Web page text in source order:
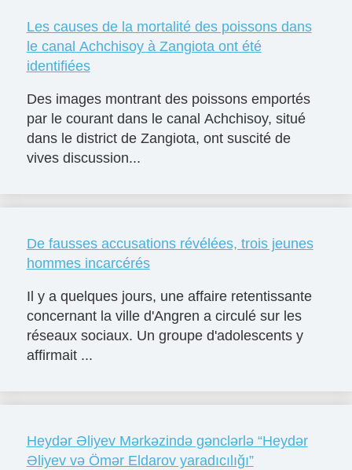
Les causes de la mortalité des poissons dans
le canal Achchisoy à Zangiota ont été
identifiées
Des images montrant des poissons emportés
par le courant dans le canal Achchisoy, situé
dans le district de Zangiota, ont suscité de
vives discussion...
De fausses accusations révélées, trois jeunes
hommes incarcérés
Il y a quelques jours, une affaire retentissante
concernant la ville d'Angren a circulé sur les
réseaux sociaux. Un groupe d'adolescents y
affirmait ...
Heydər Əliyev Mərkəzində gənclərlə “Heydər
Əliyev və Ömər Eldarov yaradıcılığı”